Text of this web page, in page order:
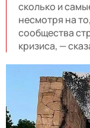
сколько и
несмотря на
сообщества
кризиса, —